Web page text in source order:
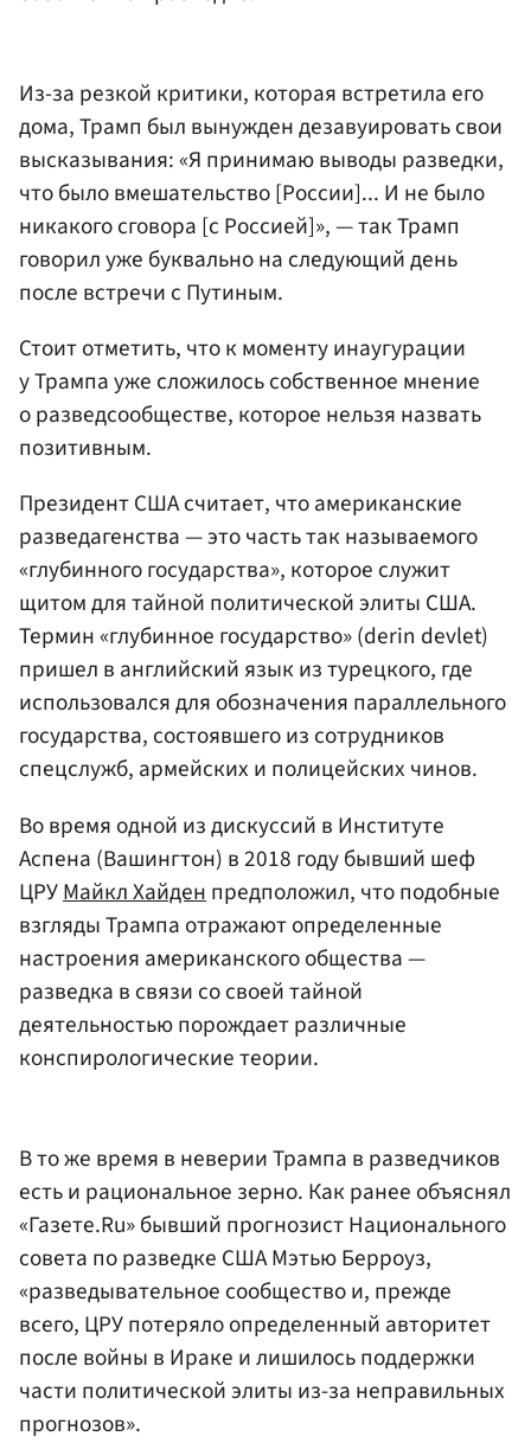
Из-за резкой критики, которая встретила его
дома, Трамп был вынужден дезавуировать свои
высказывания: «Я принимаю выводы разведки,
что было вмешательство [России]... И не было
никакого сговора [с Россией]», — так Трамп
говорил уже буквально на следующий день
после встречи с Путиным.
Стоит отметить, что к моменту инаугурации
у Трампа уже сложилось собственное мнение
о разведсообществе, которое нельзя назвать
позитивным.
Президент США считает, что американские
разведагенства — это часть так называемого
«глубинного государства», которое служит
щитом для тайной политической элиты США.
Термин «глубинное государство» (derin devlet)
пришел в английский язык из турецкого, где
использовался для обозначения параллельного
государства, состоявшего из сотрудников
спецслужб, армейских и полицейских чинов.
Во время одной из дискуссий в Институте
Аспена (Вашингтон) в 2018 году бывший шеф
ЦРУМайкл Хайденпредположил, что подобные
взгляды Трампа отражают определенные
настроения американского общества —
разведка в связи со своей тайной
деятельностью порождает различные
конспирологические теории.
В то же время в неверии Трампа в разведчиков
есть и рациональное зерно. Как ранее объяснял
«Газете.Ru» бывший прогнозист Национального
совета по разведке США Мэтью Берроуз,
«разведывательное сообщество и, прежде
всего, ЦРУ потеряло определенный авторитет
после войны в Ираке и лишилось поддержки
части политической элиты из-за неправильных
прогнозов».